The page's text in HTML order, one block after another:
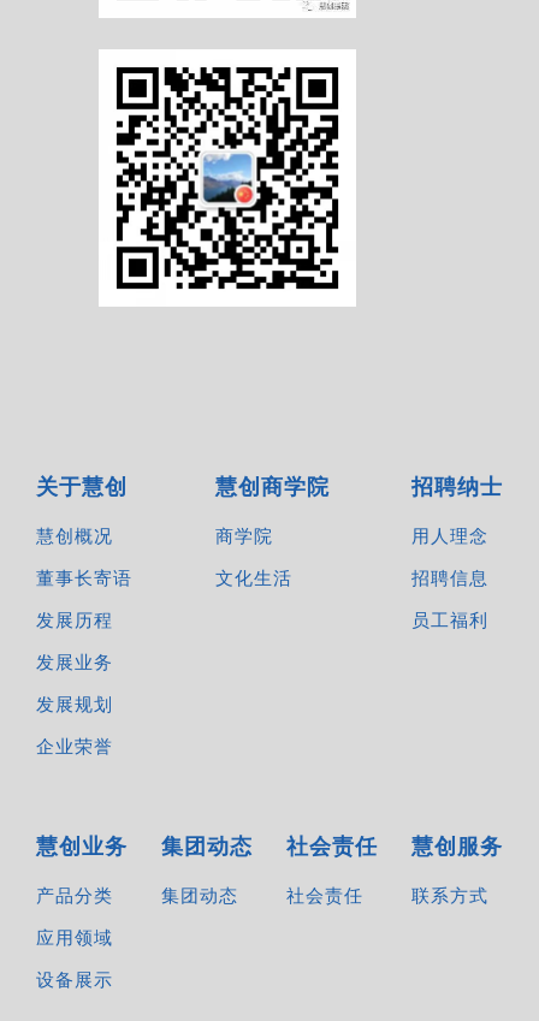
关于慧创
慧创概况
董事长寄语
发展历程
发展业务
发展规划
企业荣誉
慧创商学院
商学院
文化生活
招聘纳士
用人理念
招聘信息
员工福利
慧创业务
产品分类
应用领域
设备展示
集团动态
集团动态
社会责任
社会责任
慧创服务
联系方式